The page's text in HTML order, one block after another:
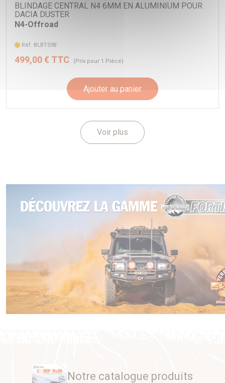
BLINDAGE CENTRAL N4 6MM EN ALUMINIUM POUR
DACIA DUSTER
N4-Offroad
Réf. BLBT59B
499,00 € TTC (Prix pour 1 Pièce)
Ajouter au panier
Voir plus
Notre catalogue produits